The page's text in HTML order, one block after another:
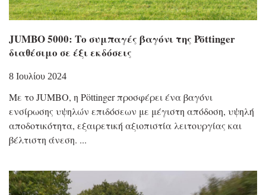
JUMBO 5000: Το συμπαγές βαγόνι της Pöttinger
διαθέσιμο σε έξι εκδόσεις
8 Ιουλίου 2024
Με το JUMBO, η Pöttinger προσφέρει ένα βαγόνι
ενσίρωσης υψηλών επιδόσεων με μέγιστη απόδοση, υψηλή
αποδοτικότητα, εξαιρετική αξιοπιστία λειτουργίας και
βέλτιστη άνεση.